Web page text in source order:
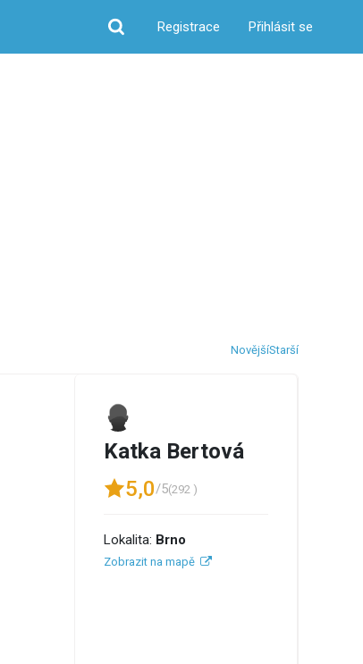
Hledat
Registrace Přihlásit se
NovějšíStarší
Katka Bertová
5,0/5(292 )
Lokalita: Brno
Zobrazit na mapě